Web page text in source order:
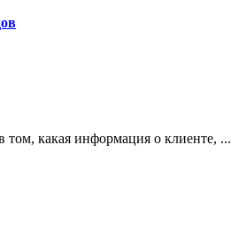
том, какая информация о клиенте, ...